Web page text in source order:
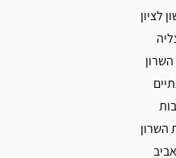
לציון
השרון